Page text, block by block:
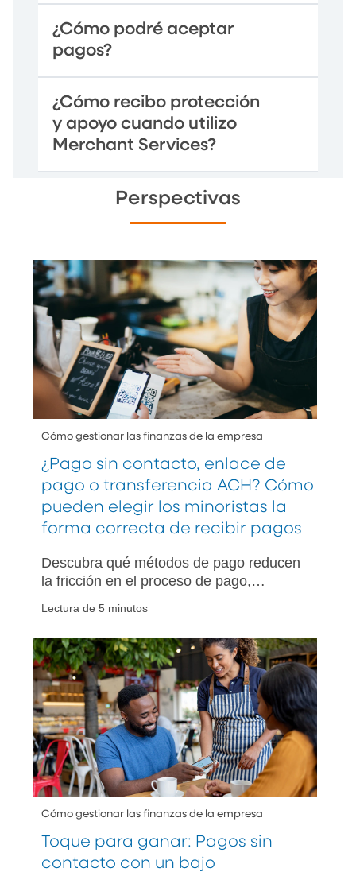
¿Cómo podré aceptar
pagos?
¿Cómo recibo protección
y apoyo cuando utilizo
Merchant Services?
Perspectivas
Cómo gestionar las finanzas de la empresa
¿Pago sin contacto, enlace de
pago o transferencia ACH? Cómo
pueden elegir los minoristas la
forma correcta de recibir pagos
Descubra qué métodos de pago reducen
la fricción en el proceso de pago,
empresa minorista.
Lectura de 5 minutos
Cómo gestionar las finanzas de la empresa
Toque para ganar: Pagos sin
contacto con un bajo